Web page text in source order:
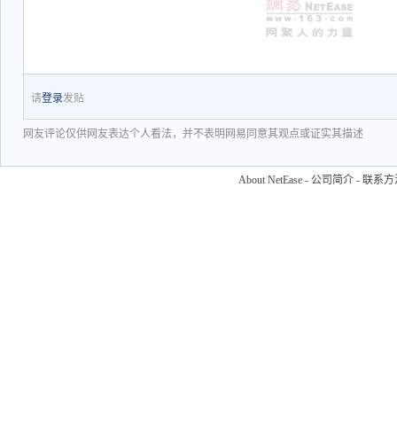
请登录发贴
网友评论仅供网友表达个人看法，并不表明网易同意其观点或证实其描述
About NetEase - 公司简介 - 联系方